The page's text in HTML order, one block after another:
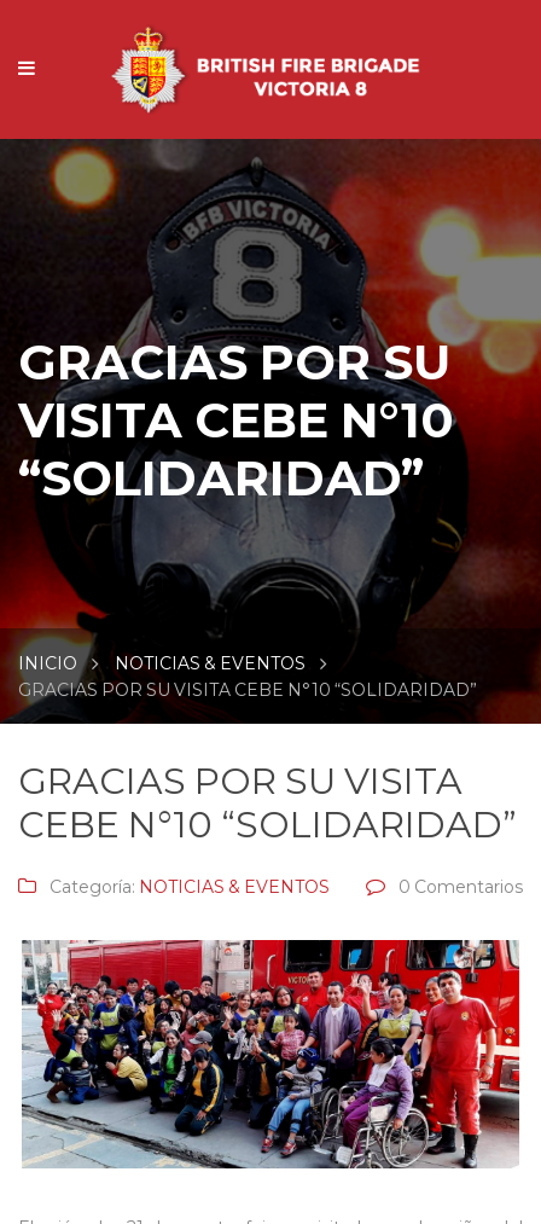
GRACIAS POR SU
VISITA CEBE N°10
“SOLIDARIDAD”
INICIO
NOTICIAS & EVENTOS
GRACIAS POR SU VISITA CEBE N°10 “SOLIDARIDAD”
GRACIAS POR SU VISITA
CEBE N°10 “SOLIDARIDAD”
Categoría: NOTICIAS & EVENTOS 0 Comentarios